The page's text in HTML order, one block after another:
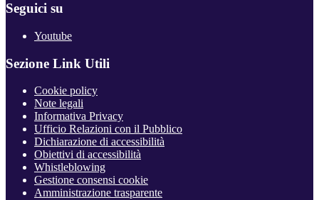
Seguici su
Youtube
Sezione Link Utili
Cookie policy
Note legali
Informativa Privacy
Ufficio Relazioni con il Pubblico
Dichiarazione di accessibilità
Obiettivi di accessibilità
Whistleblowing
Gestione consensi cookie
Amministrazione trasparente